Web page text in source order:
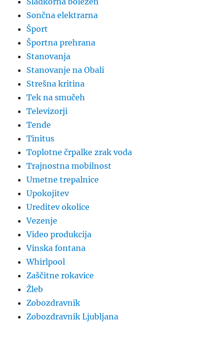
Sončna elektrarna
Šport
Športna prehrana
Stanovanja
Stanovanje na Obali
Strešna kritina
Tek na smučeh
Televizorji
Tende
Tinitus
Toplotne črpalke zrak voda
Trajnostna mobilnost
Umetne trepalnice
Upokojitev
Ureditev okolice
Vezenje
Video produkcija
Vinska fontana
Whirlpool
Zaščitne rokavice
Žleb
Zobozdravnik
Zobozdravnik Ljubljana